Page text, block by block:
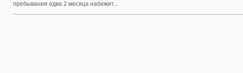
пребывания едва 2 месяца набежит...